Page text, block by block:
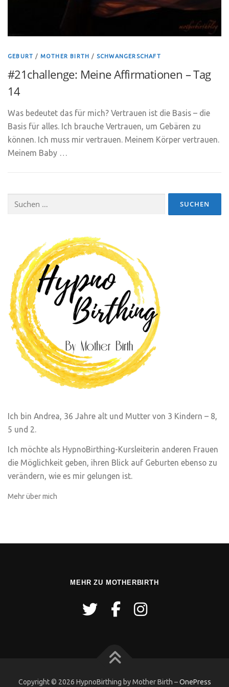
GEBURT / MOTHER BIRTH / SCHWANGERSCHAFT
#21challenge: Meine Affirmationen – Tag
14
Was bedeutet das für mich? Vertrauen ist die Basis – die
Basis für alles. Ich brauche Vertrauen, um Gebären zu
können. Ich muss mir vertrauen. Meinem Körper vertrauen.
Meinem Baby …
Suchen
Ich bin Andrea, 36 Jahre alt und Mutter von 3 Kindern – 8,
5 und 2.
Ich möchte als HypnoBirthing-Kursleiterin anderen Frauen
die Möglichkeit geben, ihren Blick auf Geburten ebenso zu
verändern, wie es mir gelungen ist.
Mehr über mich
MEHR ZU MOTHERBIRTH
Copyright © 2026 HypnoBirthing by Mother Birth –OnePress